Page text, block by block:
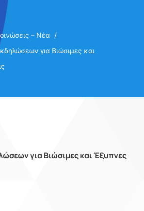
– Νέα
για Βιώσιμες και
για Βιώσιμες και Έξυπνες